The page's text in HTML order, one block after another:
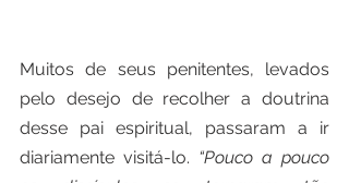
Muitos de seus penitentes, levados
pelo desejo de recolher a doutrina
desse pai espiritual, passaram a ir
diariamente visitá-lo. “Pouco a pouco